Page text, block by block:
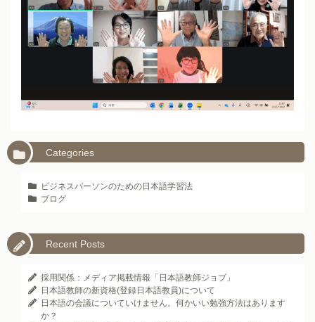
Categories
ビジネスパーソンのための日本語学習法
ブログ
Recent Posts
採用関係：メディア掲載情報「日本語教師ジョブ」
日本語教師の新資格(登録日本語教員)について
日本語の会議についていけません。何かいい勉強方法はあります
か？